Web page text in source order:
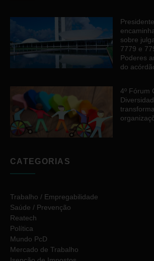
sobre
7779 e
Poderes
do
4º Fórum
CATEGORIAS
Trabalho / Empregabilidade
Saúde / Prevenção
Reatech
Política
Mundo PcD
Mercado de Trabalho